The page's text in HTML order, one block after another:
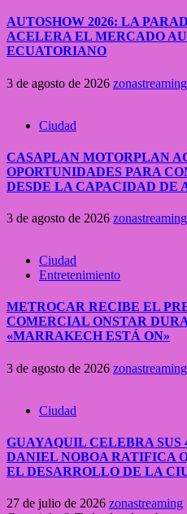
AUTOSHOW 2026: LA
ACELERA EL MERCADO
ECUATORIANO
3 de agosto de 2026 zonastreaming
Ciudad
CASAPLAN MOTORPLAN
OPORTUNIDADES PARA
DESDE LA CAPACIDAD DE
3 de agosto de 2026 zonastreaming
Ciudad
Entretenimiento
METROCAR RECIBE EL
COMERCIAL ONSTAR
«MARRAKECH ESTÁ ON»
3 de agosto de 2026 zonastreaming
Ciudad
GUAYAQUIL CELEBRA SUS
DANIEL NOBOA RATIFICA
EL DESARROLLO DE LA
27 de julio de 2026 zonastreaming